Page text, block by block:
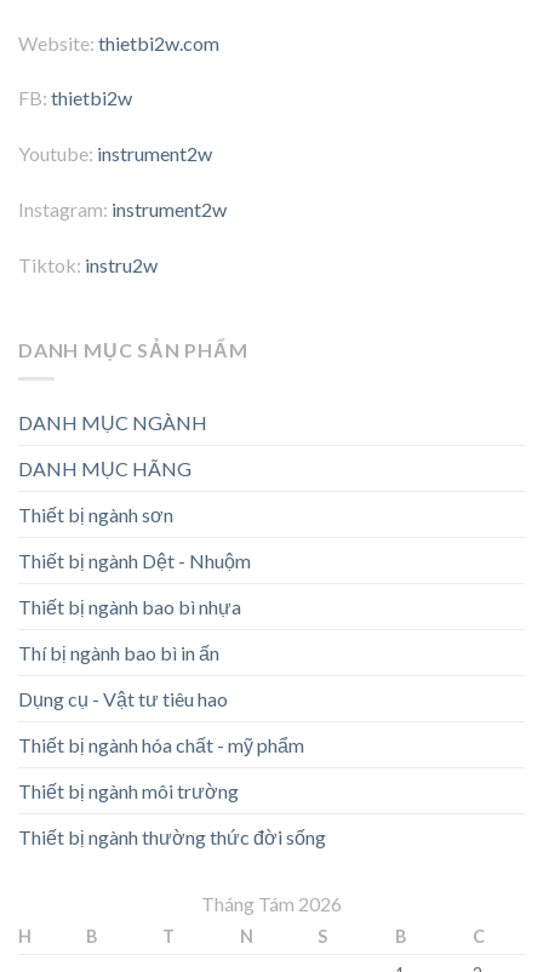
Website: thietbi2w.com
FB: thietbi2w
Youtube: instrument2w
Instagram: instrument2w
Tiktok: instru2w
DANH MỤC SẢN PHẨM
DANH MỤC NGÀNH
DANH MỤC HÃNG
Thiết bị ngành sơn
Thiết bị ngành Dệt - Nhuộm
Thiết bị ngành bao bì nhựa
Thí bị ngành bao bì in ấn
Dụng cụ - Vật tư tiêu hao
Thiết bị ngành hóa chất - mỹ phẩm
Thiết bị ngành môi trường
Thiết bị ngành thường thức đời sống
Tháng Tám 2026
H B T N S B
C